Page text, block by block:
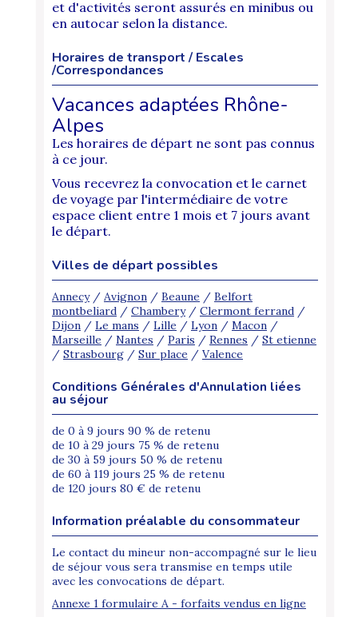
et d'activités seront assurés en minibus ou
en autocar selon la distance.
Horaires de transport / Escales
/Correspondances
Vacances adaptées Rhône-
Alpes
Les horaires de départ ne sont pas connus
à ce jour.
Vous recevrez la convocation et le carnet
de voyage par l'intermédiaire de votre
espace client entre 1 mois et 7 jours avant
le départ.
Villes de départ possibles
Annecy/ Avignon / Beaune / Belfort
montbeliard / Chambery/ Clermont ferrand /
Dijon / Le mans / Lille / Lyon / Macon /
Marseille / Nantes / Paris / Rennes / St etienne
/ Strasbourg / Sur place / Valence
Conditions Générales d'Annulation liées
au séjour
de 0 à 9 jours 90 % de retenu
de 10 à 29 jours 75 % de retenu
de 30 à 59 jours 50 % de retenu
de 60 à 119 jours 25 % de retenu
de 120 jours 80 € de retenu
Information préalable du consommateur
Le contact du mineur non-accompagné sur le lieu
de séjour vous sera transmise en temps utile
avec les convocations de départ.
Annexe 1 formulaire A - forfaits vendus en ligne